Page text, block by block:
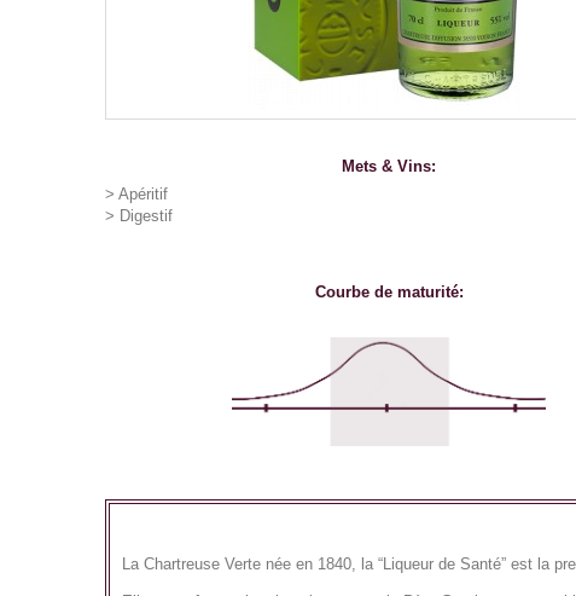
Mets & Vins:
> Apéritif
> Digestif
Courbe de maturité:
La Chartreuse Verte née en 1840 , la “Liqueur de Santé” est la